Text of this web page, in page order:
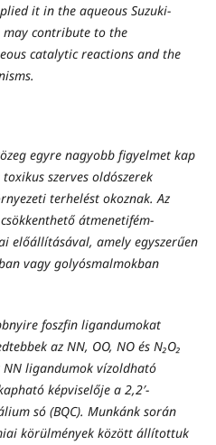
it in the aqueous Suzuki-
contribute to the
catalytic reactions and the
egyre nagyobb figyelmet kap
szerves oldószerek
terhelést okoznak. Az
átmenetifém-
előállításával, amely egyszerűen
vagy golyósmalmokban
foszfin ligandumokat
az NN, OO, NO és N₂O₂
NN ligandumok vízoldható
képviselője a 2,2′-
só (BQC). Munkánk során
körülmények között állítottuk